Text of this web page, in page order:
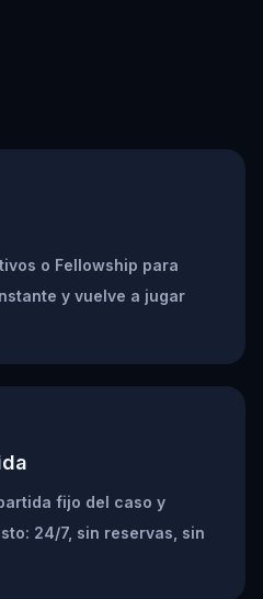
o Fellowship para
y vuelve a jugar
fijo del caso y
24/7, sin reservas, sin